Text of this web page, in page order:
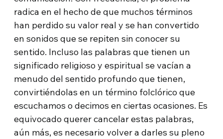
radica en el hecho de que muchos términos
han perdido su valor real y se han convertido
en sonidos que se repiten sin conocer su
sentido. Incluso las palabras que tienen un
significado religioso y espiritual se vacían a
menudo del sentido profundo que tienen,
convirtiéndolas en un término folclórico que
escuchamos o decimos en ciertas ocasiones. Es
equivocado querer cancelar estas palabras,
aún más, es necesario volver a darles su pleno